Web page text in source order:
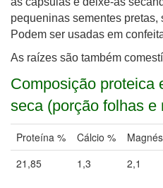
pequeninas sementes
Podem ser usadas em
As raízes são também
Composição proteica
seca (porção folhas e
Proteína % Cálcio %
21,85
1,3 2,1